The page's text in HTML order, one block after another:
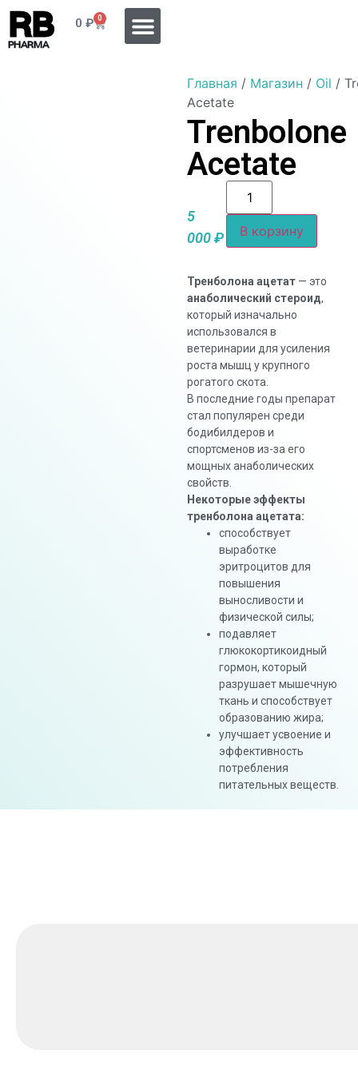
RB
PHARMA
0 ₽ 0
Главная / Магазин / Oil /
Acetate
Trenbolone
Acetate
5
000₽ В корзину
Тренболона ацетат— это
анаболический стероид,
который изначально
использовался в
ветеринарии для усиления
роста мышц у крупного
рогатого скота.
В последние годы препарат
стал популярен среди
бодибилдеров и
спортсменов из-за его
мощных анаболических
свойств.
Некоторые эффекты
тренболона ацетата:
способствует
выработке
эритроцитов для
повышения
выносливости и
физической силы;
подавляет
глюкокортикоидный
гормон, который
разрушает мышечную
ткань и способствует
образованию жира;
улучшает усвоение и
эффективность
потребления
питательных веществ.